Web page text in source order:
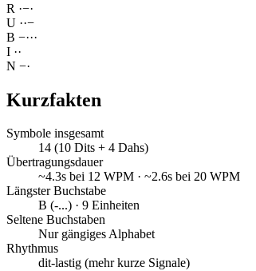
R ·−·
U ··−
B −···
I ··
N −·
Kurzfakten
Symbole insgesamt
14 (10 Dits + 4 Dahs)
Übertragungsdauer
~4.3s bei 12 WPM · ~2.6s bei 20 WPM
Längster Buchstabe
B (-...) · 9 Einheiten
Seltene Buchstaben
Nur gängiges Alphabet
Rhythmus
dit-lastig (mehr kurze Signale)